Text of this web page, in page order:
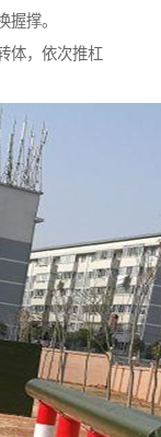
握撑。
体，依次推杠